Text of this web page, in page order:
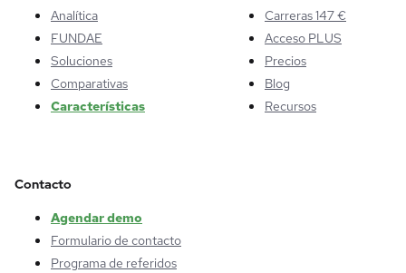
Analítica
FUNDAE
Soluciones
Comparativas
Características
Carreras 147 €
Acceso PLUS
Precios
Blog
Recursos
Contacto
Agendar demo
Formulario de contacto
Programa de referidos